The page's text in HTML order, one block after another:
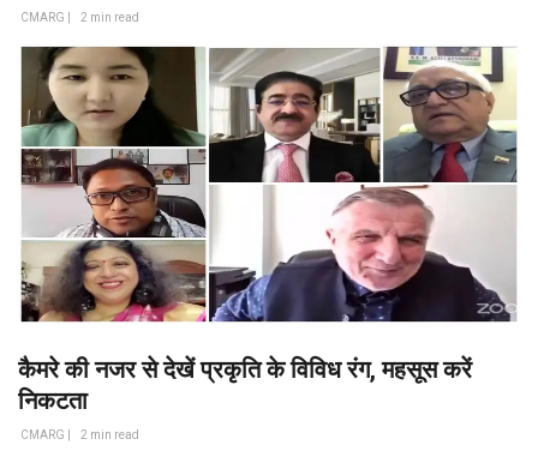
CMARG | 2 min read
कैमरे की नजर से देखें प्रकृति के विविध रंग, महसूस करें
निकटता
CMARG | 2 min read